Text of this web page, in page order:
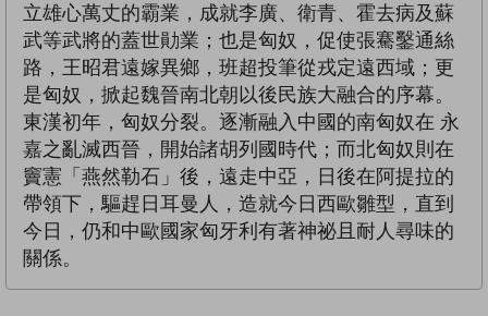
立雄心萬丈的霸業，成就李廣、衛青、霍去病及蘇
武等武將的蓋世勛業；也是匈奴，促使張騫鑿通絲
路，王昭君遠嫁異鄉，班超投筆從戎定遠西域；更
是匈奴，掀起魏晉南北朝以後民族大融合的序幕。
東漢初年，匈奴分裂。逐漸融入中國的南匈奴在 永
嘉之亂滅西晉，開始諸胡列國時代；而北匈奴則在
竇憲「燕然勒石」後，遠走中亞，日後在阿提拉的
帶領下，驅趕日耳曼人，造就今日西歐雛型，直到
今日，仍和中歐國家匈牙利有著神祕且耐人尋味的
關係。